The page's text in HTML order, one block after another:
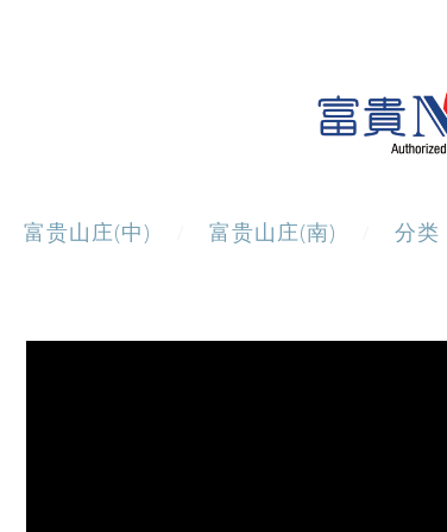
富贵山庄(中) 富贵山庄(南) 分类